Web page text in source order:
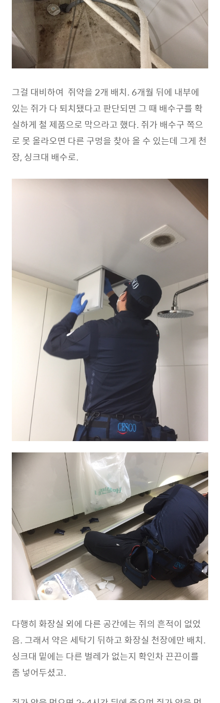
그걸 대비하여 쥐약을 2개 배치. 6개월 뒤에 내부에
있는 쥐가 다 퇴치됐다고 판단되면 그 때 배수구를 확
실하게 철 제품으로 막으라고 했다. 쥐가 배수구 쪽으
로 못 올라오면 다른 구멍을 찾아 올 수 있는데 그게 천
장, 싱크대 배수로.
다행히 화장실 외에 다른 공간에는 쥐의 흔적이 없었
음. 그래서 약은 세탁기 뒤하고 화장실 천장에만 배치.
싱크대 밑에는 다른 벌레가 없는지 확인차 끈끈이를
좀 넣어두셨고.